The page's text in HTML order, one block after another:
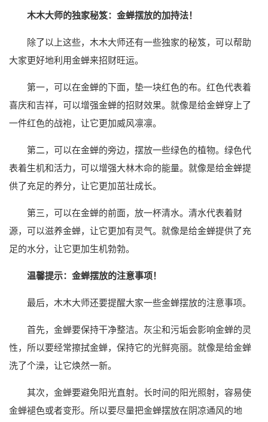
木木大师的独家秘笈：金蝉摆放的加持法！
除了以上这些，木木大师还有一些独家的秘笈，可以帮助
大家更好地利用金蝉来招财旺运。
第一，可以在金蝉的下面，垫一块红色的布。红色代表着
喜庆和吉祥，可以增强金蝉的招财效果。就像是给金蝉穿上了
一件红色的战袍，让它更加威风凛凛。
第二，可以在金蝉的旁边，摆放一些绿色的植物。绿色代
表着生机和活力，可以增强大林木命的能量。就像是给金蝉提
供了充足的养分，让它更加茁壮成长。
第三，可以在金蝉的前面，放一杯清水。清水代表着财
源，可以滋养金蝉，让它更加有灵气。就像是给金蝉提供了充
足的水分，让它更加生机勃勃。
温馨提示：金蝉摆放的注意事项！
最后，木木大师还要提醒大家一些金蝉摆放的注意事项。
首先，金蝉要保持干净整洁。灰尘和污垢会影响金蝉的灵
性，所以要经常擦拭金蝉，保持它的光鲜亮丽。就像是给金蝉
洗了个澡，让它焕然一新。
其次，金蝉要避免阳光直射。长时间的阳光照射，容易使
金蝉褪色或者变形。所以要尽量把金蝉摆放在阴凉通风的地